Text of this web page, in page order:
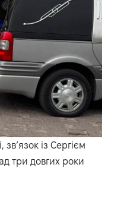
із Сергієм
три довгих роки